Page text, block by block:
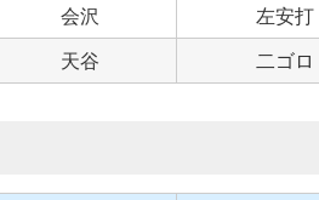
会沢 左安打
天谷 二ゴロ